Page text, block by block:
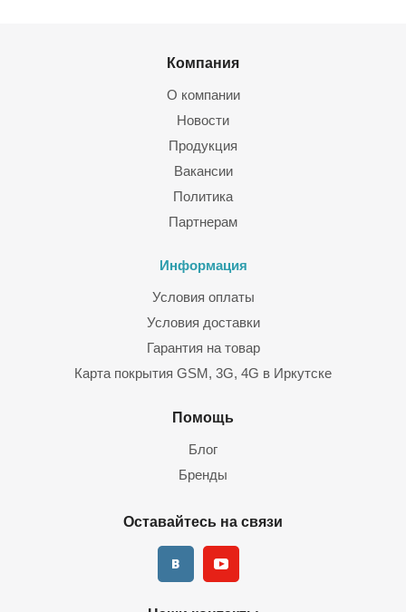
Компания
О компании
Новости
Продукция
Вакансии
Политика
Партнерам
Информация
Условия оплаты
Условия доставки
Гарантия на товар
Карта покрытия GSM, 3G, 4G в Иркутске
Помощь
Блог
Бренды
Оставайтесь на связи